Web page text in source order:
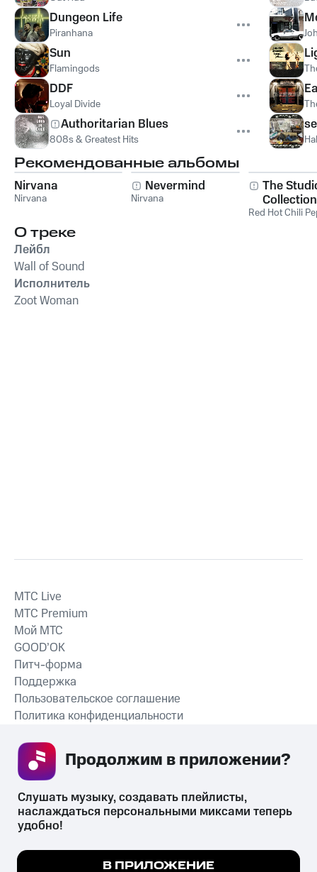
Dungeon Life
Piranhana
Sun
Flamingods
DDF
Loyal Divide
Authoritarian Blues
808s & Greatest Hits
Рекомендованные альбомы
Nirvana
Nirvana
Nevermind
Nirvana
The
Collection
Red Hot Chili
О треке
Лейбл
Wall of Sound
Исполнитель
Zoot Woman
СКАЧАТЬ ПРИЛОЖЕНИЕ
MTС Live
MTС Premium
Мой МТС
GOOD’OK
Питч-форма
Поддержка
Пользовательское соглашение
Политика конфиденциальности
психотропных веществ, их аналогов причиняет вред здоровью,
их незаконный оборот запрещён и влечёт установленную
Мы используем куки, чтобы на сайте все
Слушать музыку, создавать плейлисты,
наслаждаться персональными миксами теперь
удобно!
В ПРИЛОЖЕНИЕ